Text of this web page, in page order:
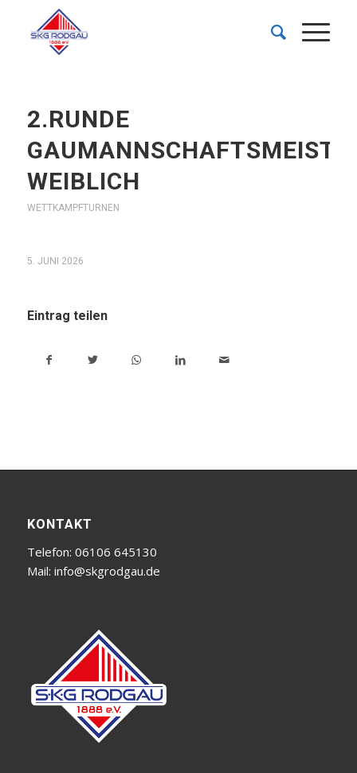
2.RUNDE
WEIBLICH
WETTKAMPFTURNEN
5. JUNI 2026
Eintrag teilen
KONTAKT
Telefon: 06106 645130
Mail: info@skgrodgau.de